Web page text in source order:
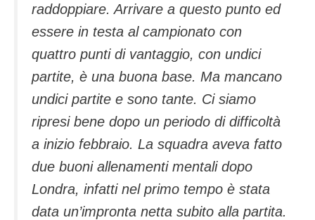
raddoppiare. Arrivare a questo punto ed
essere in testa al campionato con
quattro punti di vantaggio, con undici
partite, è una buona base. Ma mancano
undici partite e sono tante. Ci siamo
ripresi bene dopo un periodo di difficoltà
a inizio febbraio. La squadra aveva fatto
due buoni allenamenti mentali dopo
Londra, infatti nel primo tempo è stata
data un’impronta netta subito alla partita.